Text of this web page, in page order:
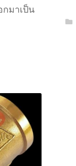
มาเป็น